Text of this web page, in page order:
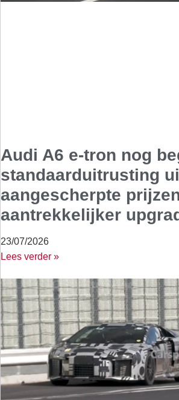
Audi A6 e-tron nog
standaarduitrusting
aangescherpte
aantrekkelijker
23/07/2026
Lees verder »